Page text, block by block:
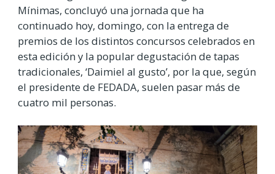
Mínimas, concluyó una jornada que ha
continuado hoy, domingo, con la entrega de
premios de los distintos concursos celebrados en
esta edición y la popular degustación de tapas
tradicionales, ‘Daimiel al gusto’, por la que, según
el presidente de FEDADA, suelen pasar más de
cuatro mil personas.